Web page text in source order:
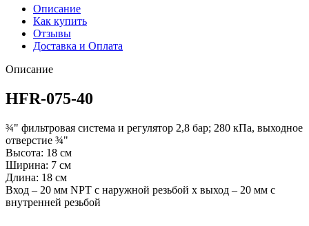
Описание
Как купить
Отзывы
Доставка и Оплата
Описание
HFR-075-40
¾" фильтровая система и регулятор 2,8 бар; 280 кПа, выходное
отверстие ¾"
Высота: 18 см
Ширина: 7 см
Длина: 18 см
Вход – 20 мм NPT с наружной резьбой x выход – 20 мм с
внутренней резьбой